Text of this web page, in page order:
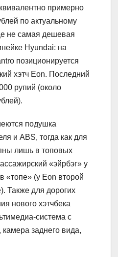
примерно
по актуальному
не самая дешевая
Hyundai: на
позиционируется
хэтч Eon. Последний
рупий (около
подушка
и ABS, тогда как для
лишь в топовых
«эйрбэг» у
«топе» (у Eon второй
Также для дорогих
нового хэтчбека
система с
заднего вида,